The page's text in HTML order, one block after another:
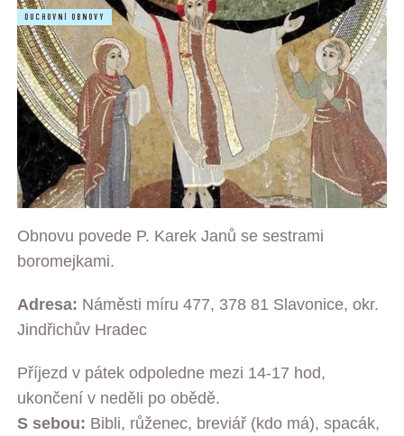
DUCHOVNÍ OBNOVY
Obnovu povede P. Karek Janů se sestrami
boromejkami.
Adresa: Náměsti míru 477, 378 81 Slavonice, okr.
Jindřichův Hradec
Příjezd v pátek odpoledne mezi 14-17 hod,
ukončení v neděli po obědě.
S sebou: Bibli, růženec, breviář (kdo má), spacák,